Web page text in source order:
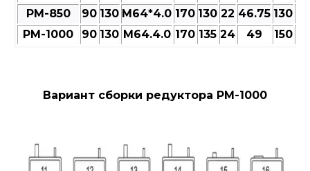
РМ-850
90 130 M64*4.0 170 130 22 46.75 130
РМ-1000
90 130 M64.4.0 170 135 24 49 150
Вариант сборки редуктора РМ-1000